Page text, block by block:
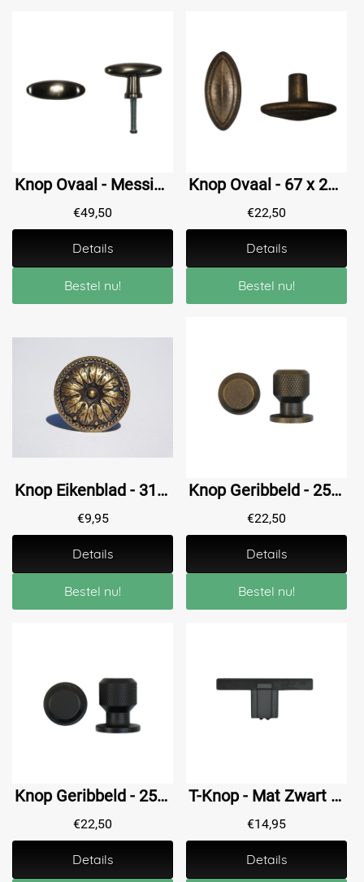
Knop Ovaal - Messing Matnikkel - 45 mm
€49,50
Details
Bestel nu!
Knop Ovaal - 67 x 29 mm - Messing Antiek
€22,50
Details
Bestel nu!
Knop Eikenblad - 31 mm - Messing Antiek
€9,95
Details
Bestel nu!
Knop Geribbeld - 25 mm - Messing Antiek
€22,50
Details
Bestel nu!
Knop Geribbeld - 25 mm - Zwart
€22,50
Details
T-Knop - Mat Zwart - Geribbeld
€14,95
Details